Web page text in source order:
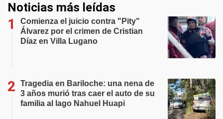
Noticias más leídas
Comienza el juicio contra "Pity"
Álvarez por el crimen de Cristian
Díaz en Villa Lugano
Tragedia en Bariloche: una nena de
3 años murió tras caer el auto de su
familia al lago Nahuel Huapi